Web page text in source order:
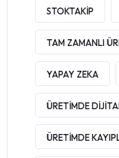
STOKTAKIP
TAM ZAMANLI
YAPAY ZEKA
ÜRETIMDE
ÜRETIMDE